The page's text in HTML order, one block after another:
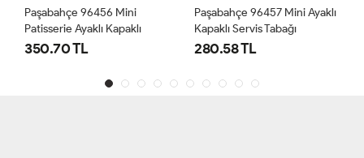
Paşabahçe 96456 Mini
Patisserie Ayaklı Kapaklı
Fanus
350.70 TL
Paşabahçe 96457 Mini Ayaklı
Kapaklı Servis Tabağı
280.58 TL